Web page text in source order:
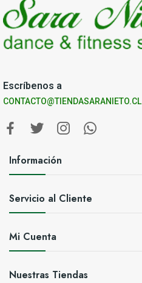
Escríbenos a
CONTACTO@TIENDASARANIETO.CL
Información
Servicio al Cliente
Mi Cuenta
Nuestras Tiendas